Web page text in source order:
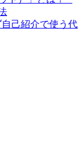
己紹介で使う代